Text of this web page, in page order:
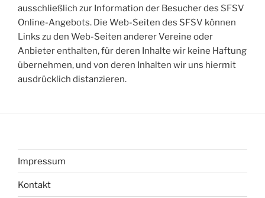
ausschließlich zur Information der Besucher des SFSV
Online-Angebots. Die Web-Seiten des SFSV können
Links zu den Web-Seiten anderer Vereine oder
Anbieter enthalten, für deren Inhalte wir keine Haftung
übernehmen, und von deren Inhalten wir uns hiermit
ausdrücklich distanzieren.
Impressum
Kontakt